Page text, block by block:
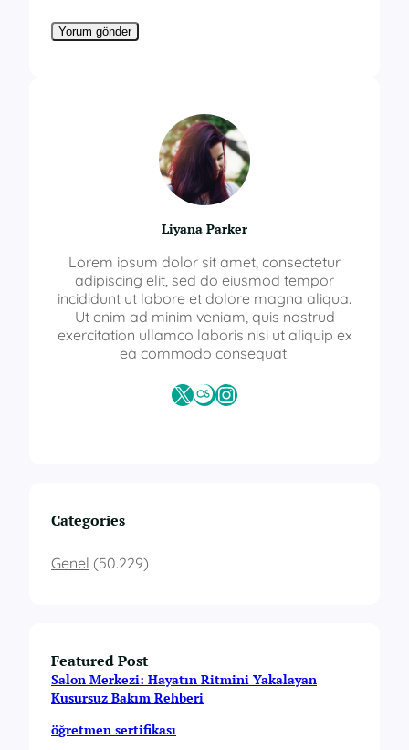
Liyana Parker
Lorem ipsum dolor sit amet, consectetur
adipiscing elit, sed do eiusmod tempor
incididunt ut labore et dolore magna aliqua.
Ut enim ad minim veniam, quis nostrud
exercitation ullamco laboris nisi ut aliquip ex
ea commodo consequat.
X Last.fmInstagram
Categories
Genel (50.229)
Featured Post
Salon Merkezi: Hayatın Ritmini Yakalayan
Kusursuz Bakım Rehberi
öğretmen sertifikası